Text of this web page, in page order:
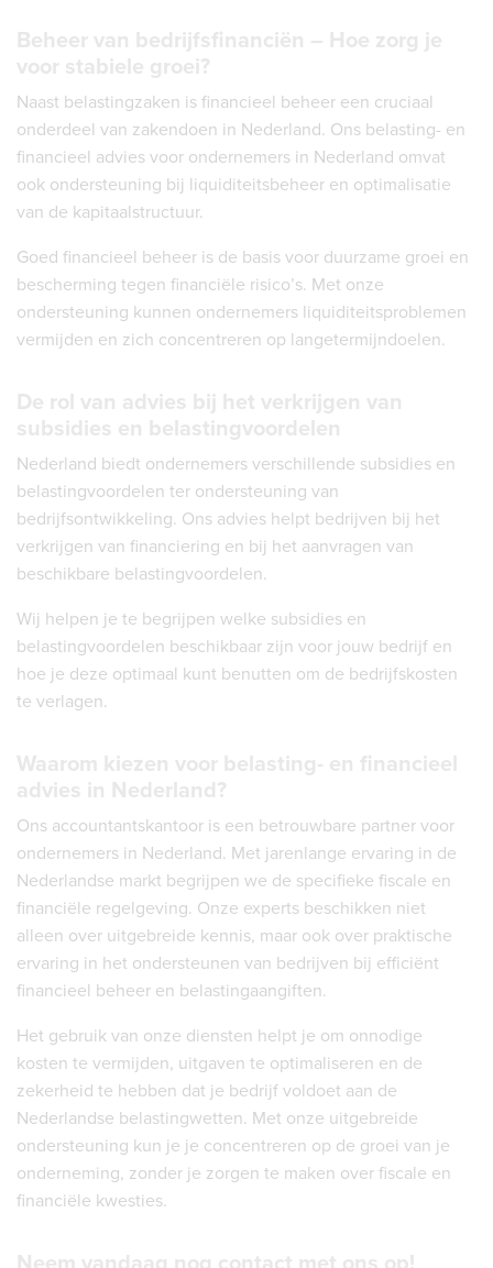
Naast belastingzaken is financieel beheer een cruciaal
onderdeel van zakendoen in Nederland. Ons belasting- en
financieel advies voor ondernemers in Nederland omvat
ook ondersteuning bij liquiditeitsbeheer en optimalisatie
van de kapitaalstructuur.
Goed financieel beheer is de basis voor duurzame groei en
bescherming tegen financiële risico’s. Met onze
ondersteuning kunnen ondernemers liquiditeitsproblemen
vermijden en zich concentreren op langetermijndoelen.
Nederland biedt ondernemers verschillende subsidies en
belastingvoordelen ter ondersteuning van
bedrijfsontwikkeling. Ons advies helpt bedrijven bij het
verkrijgen van financiering en bij het aanvragen van
beschikbare belastingvoordelen.
Wij helpen je te begrijpen welke subsidies en
belastingvoordelen beschikbaar zijn voor jouw bedrijf en
hoe je deze optimaal kunt benutten om de bedrijfskosten
te verlagen.
Ons accountantskantoor is een betrouwbare partner voor
ondernemers in Nederland. Met jarenlange ervaring in de
Nederlandse markt begrijpen we de specifieke fiscale en
financiële regelgeving. Onze experts beschikken niet
alleen over uitgebreide kennis, maar ook over praktische
ervaring in het ondersteunen van bedrijven bij efficiënt
financieel beheer en belastingaangiften.
Het gebruik van onze diensten helpt je om onnodige
kosten te vermijden, uitgaven te optimaliseren en de
zekerheid te hebben dat je bedrijf voldoet aan de
Nederlandse belastingwetten. Met onze uitgebreide
ondersteuning kun je je concentreren op de groei van je
onderneming, zonder je zorgen te maken over fiscale en
financiële kwesties.